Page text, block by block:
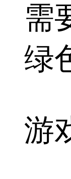
需
绿
游